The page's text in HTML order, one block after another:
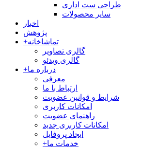
طراحی ست اداری
سایر محصولات
اخبار
پژوهش
+تماشاخانه
گالری تصاویر
گالری ویدئو
+درباره ما
معرفی
ارتباط با ما
شرایط و قوانین عضویت
امکانات کاربری
راهنمای عضویت
امکانات کاربری جدید
ایجاد پروفایل
+خدمات ما